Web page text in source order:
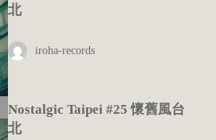
北
iroha-records
Nostalgic Taipei #25 懷舊風台
北